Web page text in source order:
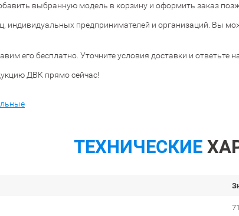
выбранную модель в корзину и оформить заказ
индивидуальных предпринимателей и организаций. Вы
его бесплатно. Уточните условия доставки и
ДВК прямо сейчас!
ТЕХНИЧЕСКИЕ